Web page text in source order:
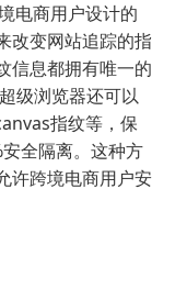
电商用户设计的
改变网站追踪的指
信息都拥有唯一的
级浏览器还可以
指纹等，保
全隔离。这种方
许跨境电商用户安